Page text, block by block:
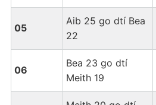
05
Aib 25 go dtí Bea
22
06
Bea 23 go dtí
Meith 19